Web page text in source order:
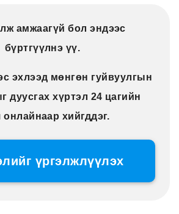
амжаагүй бол эндээс
бүртгүүлнэ үү.
эхлээд мөнгөн гуйвуулгын
дуусгах хүртэл 24 цагийн
онлайнаар хийгддэг.
үргэлжлүүлэх